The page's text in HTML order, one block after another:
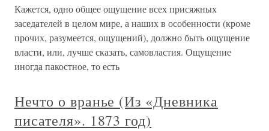
Кажется, одно общее ощущение всех присяжных
заседателей в целом мире, а наших в особенности (кроме
прочих, разумеется, ощущений), должно быть ощущение
власти, или, лучше сказать, самовластия. Ощущение
иногда пакостное, то есть
Нечто о вранье (Из «Дневника
писателя». 1873 год)